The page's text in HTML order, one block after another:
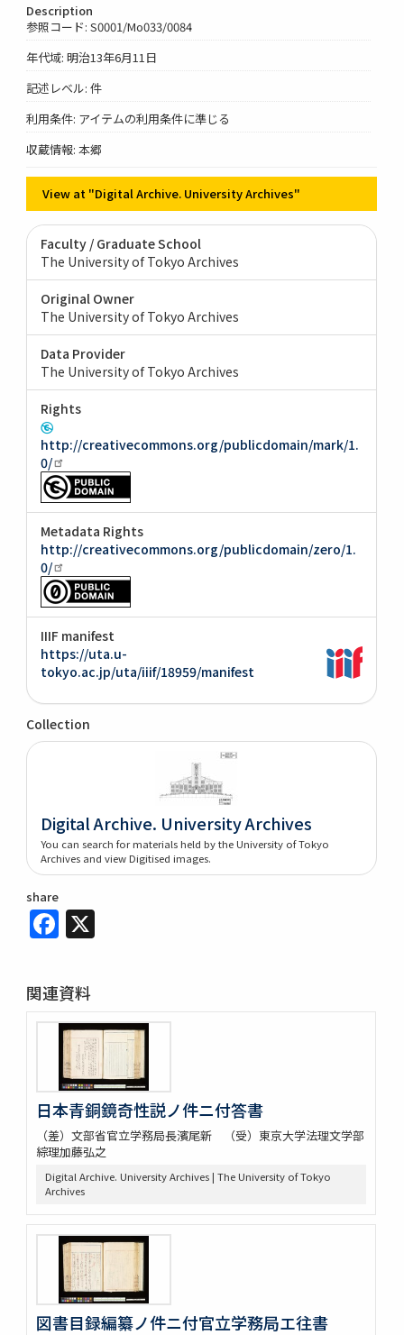
Description
参照コード: S0001/Mo033/0084
年代域: 明治13年6月11日
記述レベル: 件
利用条件: アイテムの利用条件に準じる
収蔵情報: 本郷
View at "Digital Archive. University Archives"
Faculty / Graduate School
The University of Tokyo Archives
Original Owner
The University of Tokyo Archives
Data Provider
The University of Tokyo Archives
Rights
http://creativecommons.org/publicdomain/mark/1.
0/
Metadata Rights
http://creativecommons.org/publicdomain/zero/1.
0/
IIIF manifest
https://uta.u-
tokyo.ac.jp/uta/iiif/18959/manifest
Collection
Digital Archive. University Archives
You can search for materials held by the University of Tokyo
Archives and view Digitised images.
share
Facebook
関連資料
日本青銅鏡奇性説ノ件ニ付答書
（差）文部省官立学務局長濱尾新 （受）東京大学法理文学部
綜理加藤弘之
Digital Archive. University Archives | The University of Tokyo
Archives
図書目録編纂ノ件ニ付官立学務局エ往書